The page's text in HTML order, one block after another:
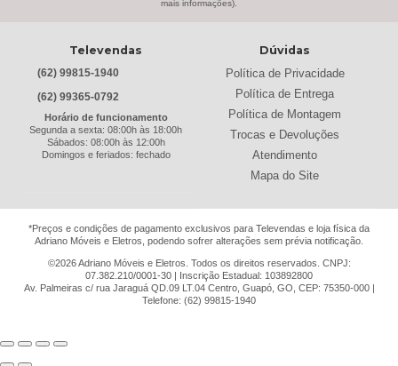
Cairu(7)
Canaã Moveis
Canaã Móveis(2)
Carioca Móveis
Chamalux(3)
Clarice(15)
Colibri(11)
Colli (53)
mais informações).
Televendas
(62) 99815-1940
(62) 99365-0792
Horário de funcionamento
Segunda a sexta: 08:00h às 18:00h
Sábados: 08:00h às 12:00h
Domingos e feriados: fechado
Dúvidas
Política de Privacidade
Política de Entrega
Política de Montagem
Trocas e Devoluções
Atendimento
Mapa do Site
*Preços e condições de pagamento exclusivos para Televendas e loja física da
Adriano Móveis e Eletros, podendo sofrer alterações sem prévia notificação.
©2026 Adriano Móveis e Eletros. Todos os direitos reservados. CNPJ:
07.382.210/0001-30 | Inscrição Estadual: 103892800
Av. Palmeiras c/ rua Jaraguá QD.09 LT.04 Centro, Guapó, GO, CEP: 75350-000 |
Telefone: (62) 99815-1940